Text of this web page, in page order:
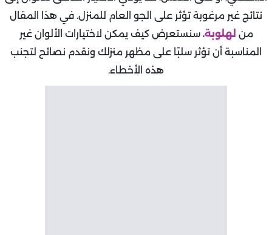
نتائج غير مرغوبة تؤثر على الجو العام للمنزل. في هذا المقال
من لهلوبة، سنستعرض كيف يمكن لاختيارات الألوان غير
المناسبة أن تؤثر سلبًا على مظهر منزلك ونقدم نصائح لتجنب
هذه الأخطاء.